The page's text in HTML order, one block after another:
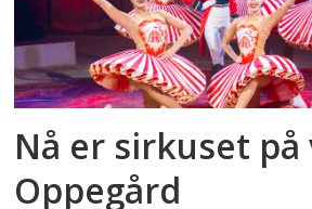
Nå er sirkuset
Oppegård